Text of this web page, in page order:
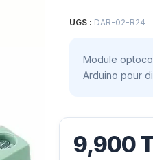
UGS : DAR-02-R24
Module
Arduino pour
9,900